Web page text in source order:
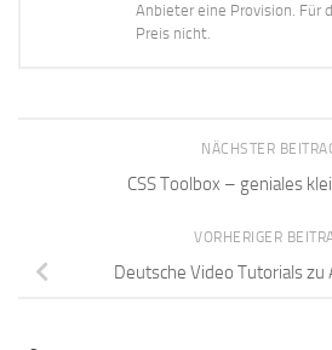
Anbieter eine Provision. Für
Preis nicht.
NÄCHSTER
CSS Toolbox – geniales
VORHERIGER
Deutsche Video Tutorials zu